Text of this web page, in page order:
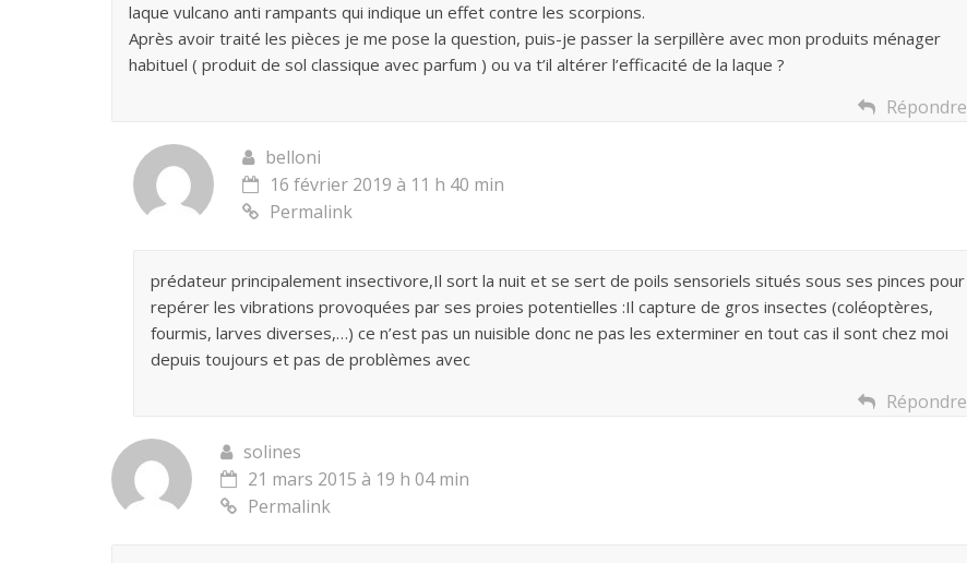
laque vulcano anti rampants qui indique un effet contre les scorpions.
Après avoir traité les pièces je me pose la question, puis-je passer la serpillère avec mon produits ménager
habituel ( produit de sol classique avec parfum ) ou va t’il altérer l’efficacité de la laque ?
Répondre
belloni
16 février 2019 à 11 h 40 min
Permalink
prédateur principalement insectivore,Il sort la nuit et se sert de poils sensoriels situés sous ses pinces pour
repérer les vibrations provoquées par ses proies potentielles :Il capture de gros insectes (coléoptères,
fourmis, larves diverses,…) ce n’est pas un nuisible donc ne pas les exterminer en tout cas il sont chez moi
depuis toujours et pas de problèmes avec
Répondre
solines
21 mars 2015 à 19 h 04 min
Permalink